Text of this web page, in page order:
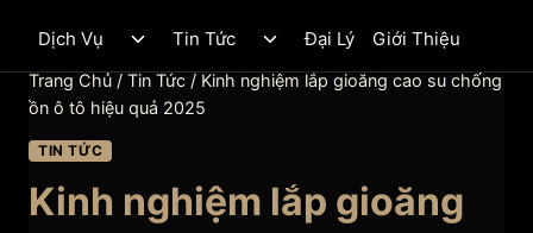
Dịch Vụ
Toggle
menu
Tin Tức
Toggle
menu
Đại Lý Giới Thiệu
Trang Chủ / Tin Tức / Kinh nghiệm lắp gioăng cao su chống
ồn ô tô hiệu quả 2025
TIN TỨC
Kinh nghiệm lắp gioăng